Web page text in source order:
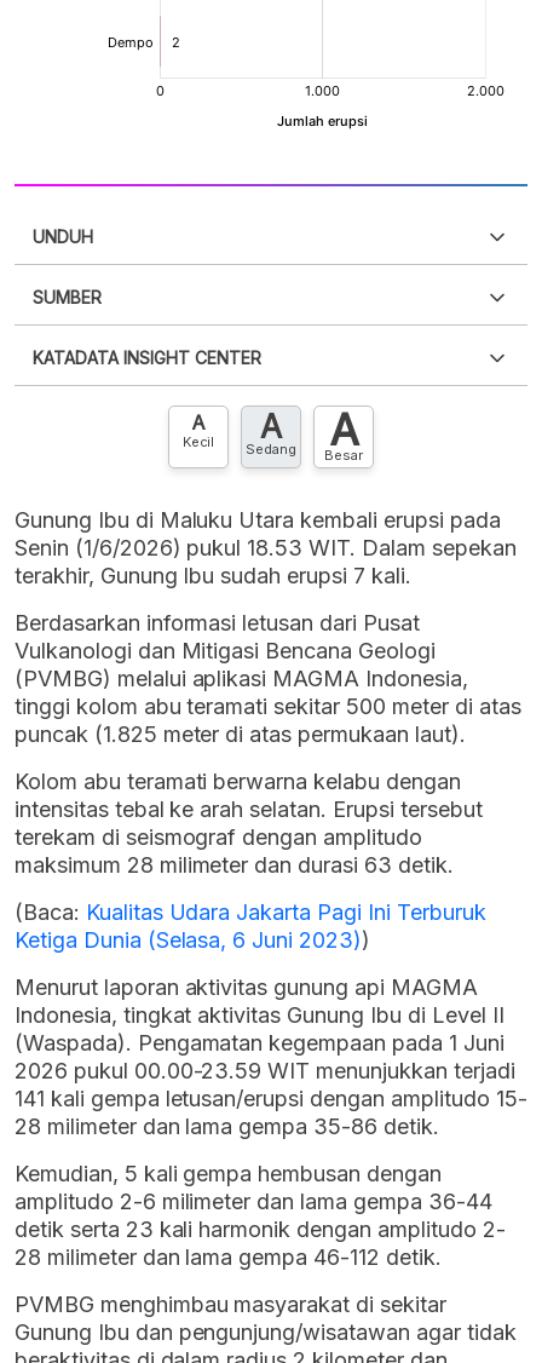
UNDUH
XLS
SUMBER
punya akun?Silakan Daftar sekarang
KATADATA INSIGHT CENTER
Hubungi sekarang »
A
Kecil A
Sedang A
Besar
Gunung Ibu di Maluku Utara kembali erupsi pada
Senin (1/6/2026) pukul 18.53 WIT. Dalam sepekan
terakhir, Gunung Ibu sudah erupsi 7 kali.
Berdasarkan informasi letusan dari Pusat
Vulkanologi dan Mitigasi Bencana Geologi
(PVMBG) melalui aplikasi MAGMA Indonesia,
tinggi kolom abu teramati sekitar 500 meter di atas
puncak (1.825 meter di atas permukaan laut).
Kolom abu teramati berwarna kelabu dengan
intensitas tebal ke arah selatan. Erupsi tersebut
terekam di seismograf dengan amplitudo
maksimum 28 milimeter dan durasi 63 detik.
(Baca: Kualitas Udara Jakarta Pagi Ini Terburuk
Ketiga Dunia (Selasa, 6 Juni 2023))
Menurut laporan aktivitas gunung api MAGMA
Indonesia, tingkat aktivitas Gunung Ibu di Level II
(Waspada). Pengamatan kegempaan pada 1 Juni
2026 pukul 00.00-23.59 WIT menunjukkan terjadi
141 kali gempa letusan/erupsi dengan amplitudo 15-
28 milimeter dan lama gempa 35-86 detik.
Kemudian, 5 kali gempa hembusan dengan
amplitudo 2-6 milimeter dan lama gempa 36-44
detik serta 23 kali harmonik dengan amplitudo 2-
28 milimeter dan lama gempa 46-112 detik.
PVMBG menghimbau masyarakat di sekitar
Gunung Ibu dan pengunjung/wisatawan agar tidak